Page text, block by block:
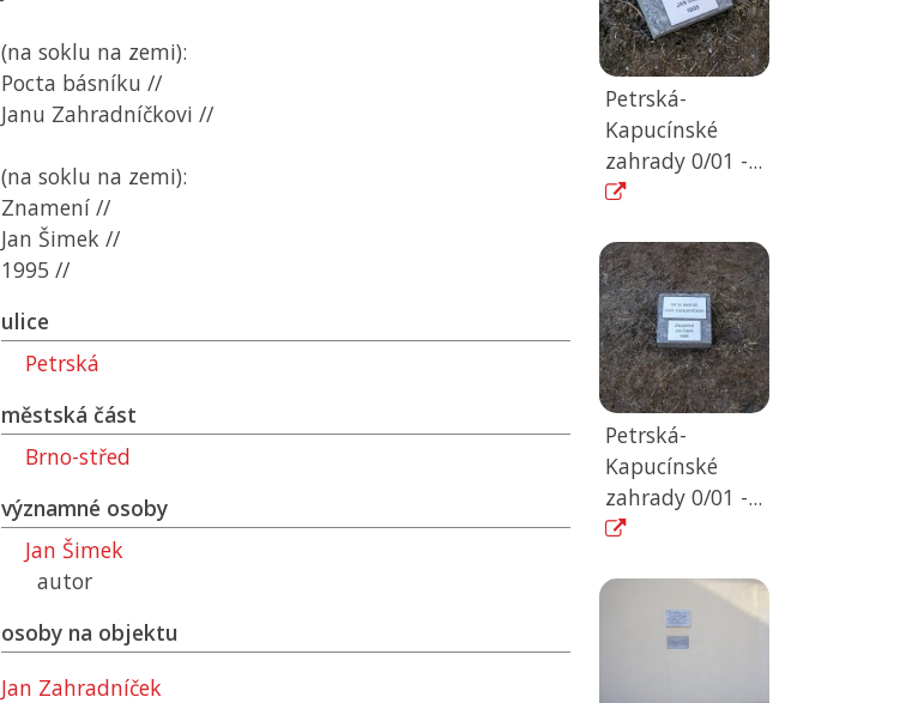
(na soklu na zemi):
Pocta básníku //
Janu Zahradníčkovi //
(na soklu na zemi):
Znamení //
Jan Šimek //
1995 //
ulice
Petrská
městská část
Brno-střed
významné osoby
Jan Šimek
autor
osoby na objektu
Jan Zahradníček
Petrská-
Kapucínské
zahrady 0/01 -...
Petrská-
Kapucínské
zahrady 0/01 -...